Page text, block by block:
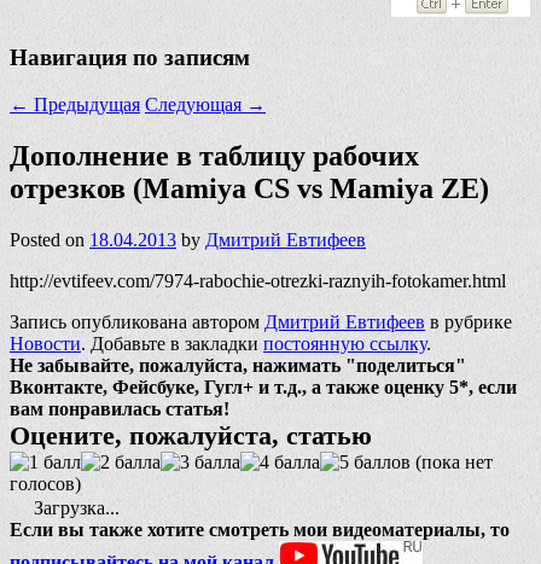
Навигация по записям
← Предыдущая Следующая →
Дополнение в таблицу рабочих
отрезков (Mamiya CS vs Mamiya ZE)
Posted on 18.04.2013 by Дмитрий Евтифеев
http://evtifeev.com/7974-rabochie-otrezki-raznyih-fotokamer.html
Запись опубликована автором Дмитрий Евтифеев в рубрике
Новости. Добавьте в закладки постоянную ссылку.
Не забывайте, пожалуйста, нажимать "поделиться"
Вконтакте, Фейсбуке, Гугл+ и т.д., а также оценку 5*, если
вам понравилась статья!
Оцените, пожалуйста, статью
(пока нет
голосов)
Загрузка...
Если вы также хотите смотреть мои видеоматериалы, то